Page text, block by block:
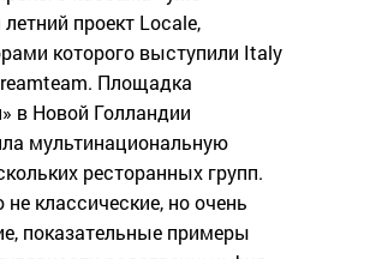
проект Locale,
которого выступили Italy
Площадка
в Новой Голландии
мультинациональную
ресторанных групп.
не классические, но очень
показательные примеры